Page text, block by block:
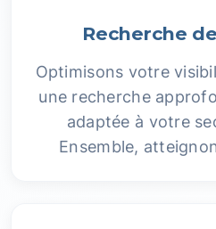
Recherche
Optimisons votre
une recherche
adaptée à votre
Ensemble,